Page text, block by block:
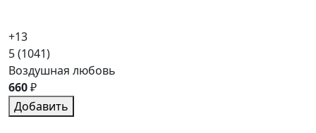
+13
5(1041)
Воздушная любовь
660₽
Добавить